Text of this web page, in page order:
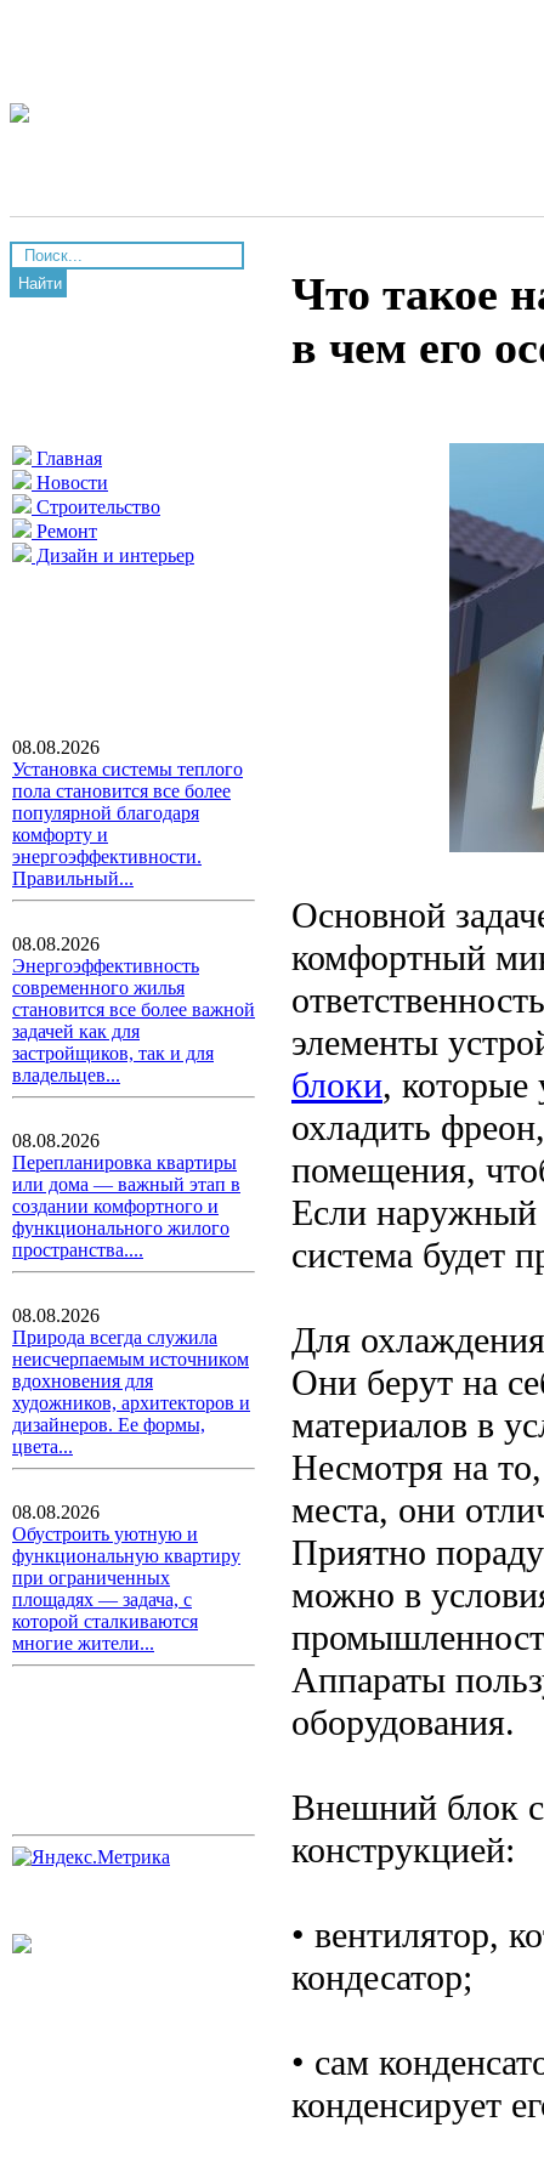
Найти
Главная
Новости
Строительство
Ремонт
Дизайн и интерьер
08.08.2026
Установка системы теплого
пола становится все более
популярной благодаря
комфорту и
энергоэффективности.
Правильный...
08.08.2026
Энергоэффективность
современного жилья
становится все более важной
задачей как для
застройщиков, так и для
владельцев...
08.08.2026
Перепланировка квартиры
или дома — важный этап в
создании комфортного и
функционального жилого
пространства....
08.08.2026
Природа всегда служила
неисчерпаемым источником
вдохновения для
художников, архитекторов и
дизайнеров. Ее формы,
цвета...
08.08.2026
Обустроить уютную и
функциональную квартиру
при ограниченных
площадях — задача, с
которой сталкиваются
многие жители...
Что такое
в чем его
Основной
комфортный
элементы
блоки, которые
охладить
помещения,
Если наружный
система будет
Для
Они берут на
материалов в
Несмотря на
места, они
Приятно
можно в
Аппараты
оборудования.
Внешний блок
конструкцией:
• вентилятор,
кондесатор;
• сам
конденсирует